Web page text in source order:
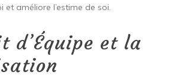
et améliore l’estime de soi.
d’Équipe et la